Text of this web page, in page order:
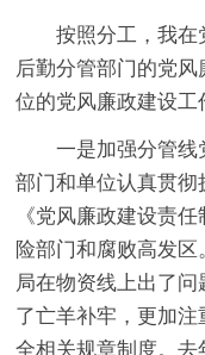
按照分工，我在
后勤分管部门的党
位的党风廉政建设工
一是加强分管线
部门和单位认真贯
《党风廉政建设责
险部门和腐败高发
局在物资线上出了
了亡羊补牢，更加
全相关规章制度。